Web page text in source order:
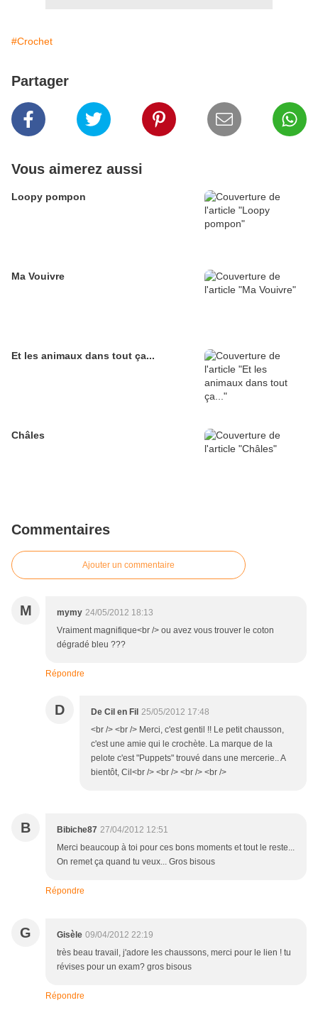
#Crochet
Partager
Vous aimerez aussi
Loopy pompon
Ma Vouivre
Et les animaux dans tout ça...
Châles
Commentaires
Ajouter un commentaire
M mymy 24/05/2012 18:13
Vraiment magnifique<br /> ou avez vous trouver le coton
dégradé bleu ???
Répondre
D De Cil en Fil 25/05/2012 17:48
<br /> <br /> Merci, c'est gentil !! Le petit chausson,
c'est une amie qui le crochète. La marque de la
pelote c'est "Puppets" trouvé dans une mercerie.. A
bientôt, Cil<br /> <br /> <br /> <br />
B Bibiche87 27/04/2012 12:51
Merci beaucoup à toi pour ces bons moments et tout le reste...
On remet ça quand tu veux... Gros bisous
Répondre
G Gisèle 09/04/2012 22:19
très beau travail, j'adore les chaussons, merci pour le lien ! tu
révises pour un exam? gros bisous
Répondre